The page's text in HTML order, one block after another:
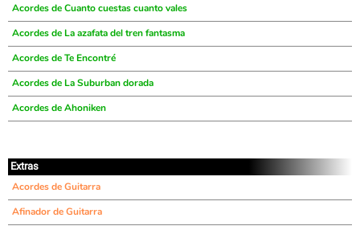
Acordes de Cuanto cuestas cuanto vales
Acordes de La azafata del tren fantasma
Acordes de Te Encontré
Acordes de La Suburban dorada
Acordes de Ahoniken
Extras
Acordes de Guitarra
Afinador de Guitarra